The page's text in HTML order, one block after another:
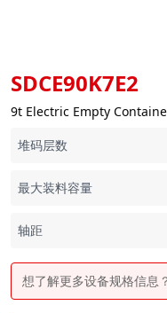
SDCE90K7E2
9t Electric Empty
堆码层数
最大装料容量
轴距
想了解更多设备规格信息